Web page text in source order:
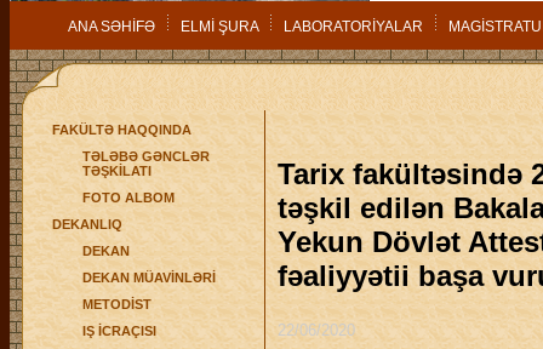
ANA SƏHİFƏ ELMİ ŞURA LABORATORİYALAR
FAKÜLTƏ HAQQINDA
TƏLƏBƏ GƏNCLƏR
TƏŞKİLATI
FOTO ALBOM
DEKANLIQ
DEKAN
DEKAN MÜAVİNLƏRİ
METODİST
IŞ İCRAÇISI
Tarix fakültəsində
təşkil edilən
Yekun Dövlət
fəaliyyətii başa
22/06/2020